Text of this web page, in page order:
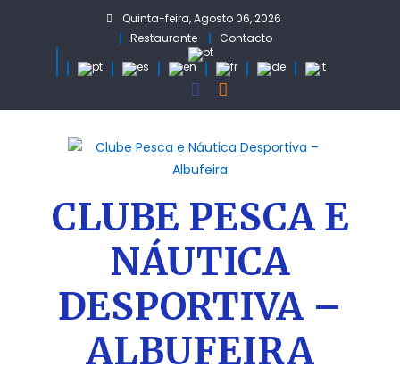
Quinta-feira, Agosto 06, 2026
Restaurante
Contacto
CLUBE PESCA E
NÁUTICA
DESPORTIVA –
ALBUFEIRA